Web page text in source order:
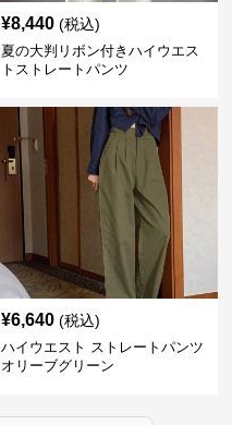
¥8,440 (税込)
夏の大判リボン付きハイウエス
トストレートパンツ
¥6,640 (税込)
ハイウエスト ストレートパンツ
オリーブグリーン